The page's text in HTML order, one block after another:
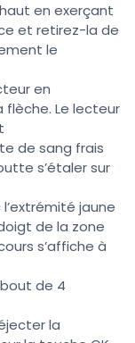
en exerçant
et retirez-la de
le
en
flèche. Le lecteur
de sang frais
s’étaler sur
jaune
de la zone
s’affiche à
de 4
la